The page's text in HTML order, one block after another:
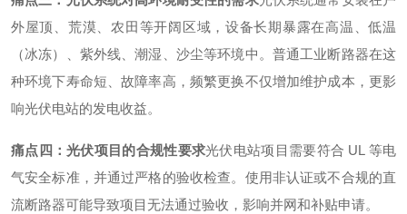
外屋顶、荒漠、农田等开阔区域，设备长期暴露在高温、低温
（冰冻）、紫外线、潮湿、沙尘等环境中。普通工业断路器在这
种环境下寿命短、故障率高，频繁更换不仅增加维护成本，更影
响光伏电站的发电收益。
痛点四：光伏项目的合规性要求光伏电站项目需要符合 UL 等电
气安全标准，并通过严格的验收检查。使用非认证或不合规的直
流断路器可能导致项目无法通过验收，影响并网和补贴申请。